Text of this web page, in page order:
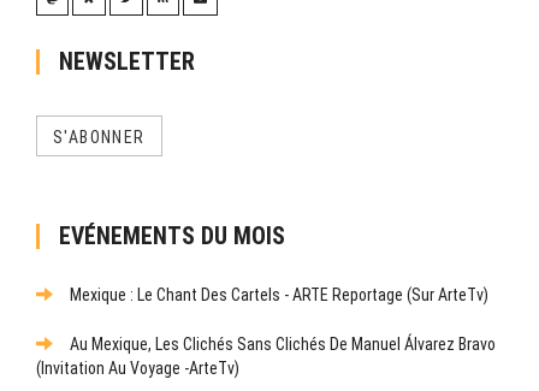
NEWSLETTER
S'ABONNER
EVÉNEMENTS DU MOIS
Mexique : Le Chant Des Cartels - ARTE Reportage (sur ArteTv)
Au Mexique, Les Clichés Sans Clichés De Manuel Álvarez Bravo
(Invitation Au Voyage -ArteTv)